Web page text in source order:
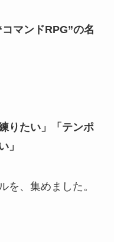
マンドRPG”の名
りたい」「テンポ
」
を、集めました。